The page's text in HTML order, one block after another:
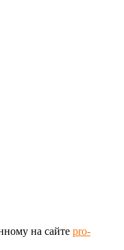
на сайте pro-